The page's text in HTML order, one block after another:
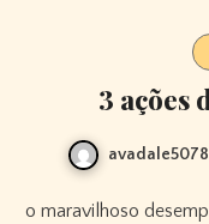
3 ações
avadale5078
o maravilhoso desempenho dos jogadores ao lado do Fulham